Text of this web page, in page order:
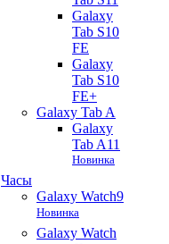
Galaxy
Tab S10
FE
Galaxy
Tab S10
FE+
Galaxy Tab A
Galaxy
Tab A11
Новинка
Часы
Galaxy Watch9
Новинка
Galaxy Watch